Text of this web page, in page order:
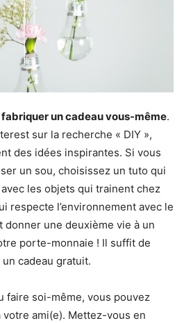
fabriquer un cadeau vous-même.
sur la recherche « DIY »,
des idées inspirantes. Si vous
un sou, choisissez un tuto qui
les objets qui trainent chez
respecte l’environnement avec le
une deuxième vie à un
porte-monnaie ! Il suffit de
cadeau gratuit.
faire soi-même, vous pouvez
votre ami(e). Mettez-vous en